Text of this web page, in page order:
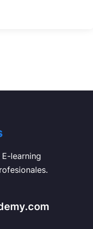
learning